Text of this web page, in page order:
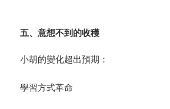
五、意想不到的收穫
小胡的變化超出預期：
學習方式革命